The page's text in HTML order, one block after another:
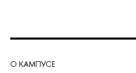
О КАМПУСЕ